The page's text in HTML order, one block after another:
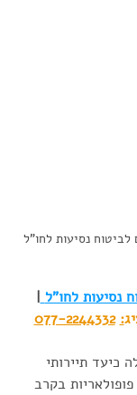
נסיעות לחו"ל
נסיעות לחו"ל |
:
077-2244332
כיעד תיירותי
בקרב